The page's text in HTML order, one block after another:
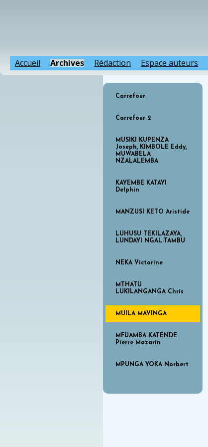
Accueil Archives Rédaction Espace auteurs
Carrefour
Carrefour 2
MUSIKI KUPENZA
Joseph, KIMBOLE Eddy,
MUWABELA
NZALALEMBA
KAYEMBE KATAYI
Delphin
MANZUSI KETO Aristide
LUHUSU TEKILAZAYA,
LUNDAYI NGAL-TAMBU
NEKA Victorine
MTHATU
LUKILANGANGA Chris
MUILA MAVINGA
MFUAMBA KATENDE
Pierre Mazarin
MPUNGA YOKA Norbert